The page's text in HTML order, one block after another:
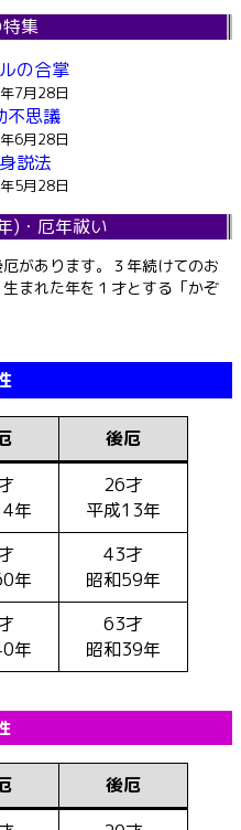
集
の合掌
7月28日
不思議
6月28日
説法
5月28日
)・厄年祓い
があります。３年続けてのお
まれた年を１才とする「かぞ
後厄
年
26才
平成13年
年
43才
昭和59年
年
63才
昭和39年
後厄